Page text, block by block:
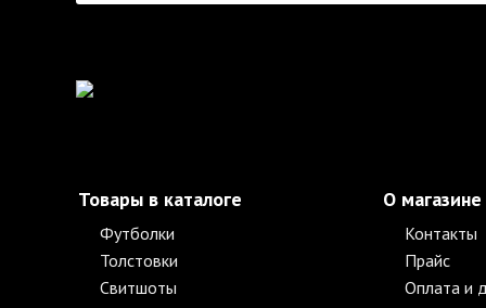
Товары в каталоге
Футболки
Толстовки
Свитшоты
О магазине
Контакты
Прайс
Оплата и